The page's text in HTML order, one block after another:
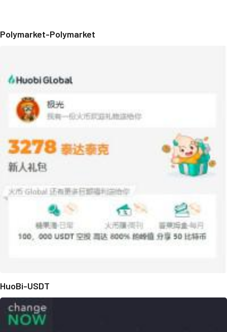
Polymarket-Polymarket
HuoBi-USDT